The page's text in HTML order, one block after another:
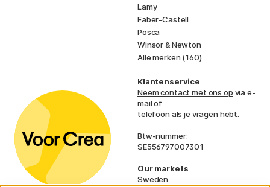
Lamy
Faber-Castell
Posca
Winsor & Newton
Alle merken (160)
Klantenservice
Neem contact met ons op via e-
mail of
telefoon als je vragen hebt.
Btw-nummer:
SE556797007301
Our markets
Sweden